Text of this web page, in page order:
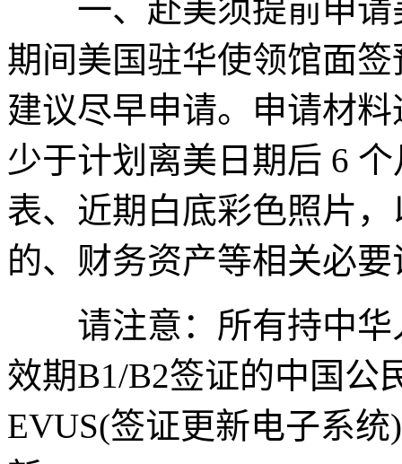
一、赴美须提前申请
期间美国驻华使领馆面
建议尽早申请。申请材
少于计划离美日期后 6
表、近期白底彩色照片
的、财务资产等相关必
请注意：所有持中华
效期B1/B2签证的中国公
EVUS(签证更新电子系